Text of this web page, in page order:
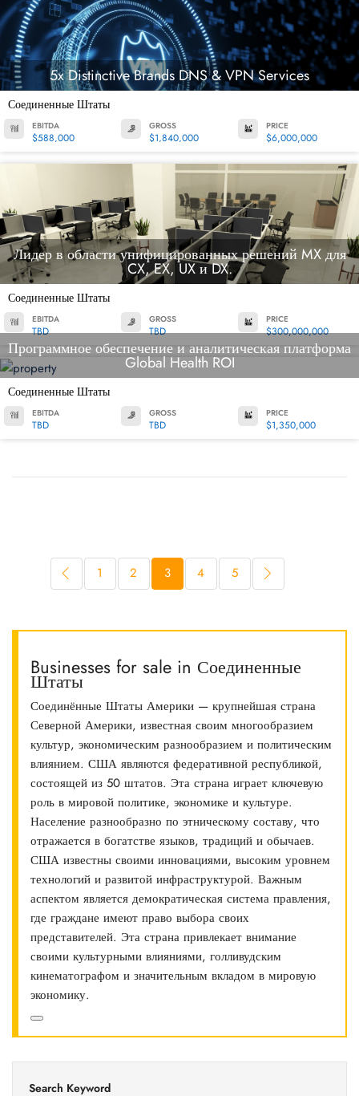
5x Distinctive Brands DNS & VPN Services
Соединенные Штаты
EBITDA
$588,000
GROSS
$1,840,000
PRICE
$6,000,000
Лидер в области унифицированных решений MX для
CX, EX, UX и DX.
Соединенные Штаты
EBITDA
TBD
GROSS
TBD
PRICE
$300,000,000
Программное обеспечение и аналитическая платформа
Global Health ROI
Соединенные Штаты
EBITDA
TBD
GROSS
TBD
PRICE
$1,350,000
1 2 3 4 5
Businesses for sale in Соединенные
Штаты
Соединённые Штаты Америки — крупнейшая страна
Северной Америки, известная своим многообразием
культур, экономическим разнообразием и политическим
влиянием. США являются федеративной республикой,
состоящей из 50 штатов. Эта страна играет ключевую
роль в мировой политике, экономике и культуре.
Население разнообразно по этническому составу, что
отражается в богатстве языков, традиций и обычаев.
США известны своими инновациями, высоким уровнем
технологий и развитой инфраструктурой. Важным
аспектом является демократическая система правления,
где граждане имеют право выбора своих
представителей. Эта страна привлекает внимание
своими культурными влияниями, голливудским
кинематографом и значительным вкладом в мировую
экономику.
Search Keyword